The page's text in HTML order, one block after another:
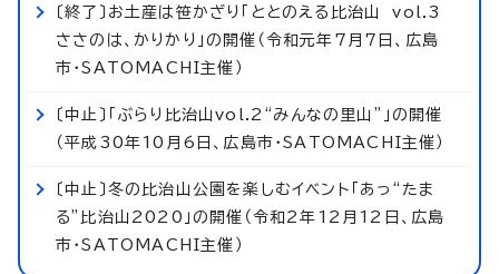
〔終了〕お土産は笹かざり「ととのえる比治山 vol.3
ささのは、かりかり」の開催（令和元年7月7日、広島
市・SATOMACHI主催）
〔中止〕「ぶらり比治山vol.2“みんなの里山”」の開催
（平成30年10月6日、広島市・SATOMACHI主催）
〔中止〕冬の比治山公園を楽しむイベント「あっ“たま
る”比治山2020」の開催（令和2年12月12日、広島
市・SATOMACHI主催）